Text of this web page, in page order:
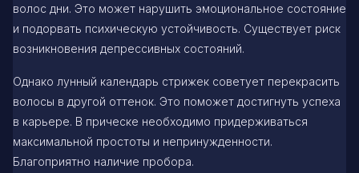
волос дни. Это может нарушить эмоциональное состояние
и подорвать психическую устойчивость. Существует риск
возникновения депрессивных состояний.
Однако лунный календарь стрижек советует перекрасить
волосы в другой оттенок. Это поможет достигнуть успеха
в карьере. В прическе необходимо придерживаться
максимальной простоты и непринужденности.
Благоприятно наличие пробора.